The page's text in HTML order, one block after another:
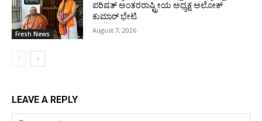
Fresh News
ಪರಿಷತ್ ಅಂತರರಾಷ್ಟ್ರೀಯ ಅಧ್ಯಕ್ಷ ಅಲೋಕ್
ಕುಮಾರ್ ಭೇಟಿ
August 7, 2026
LEAVE A REPLY